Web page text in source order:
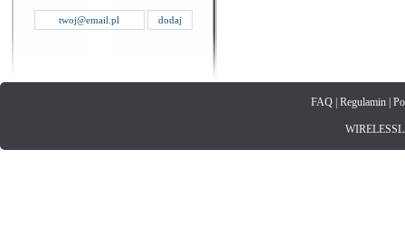
FAQ| Regulamin|